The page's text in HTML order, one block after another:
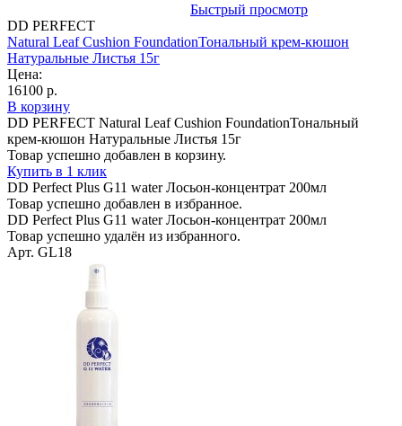
Быстрый просмотр
DD PERFECT
Natural Leaf Cushion FoundationТональный крем-кюшон
Натуральные Листья 15г
Цена:
16100 р.
В корзину
DD PERFECT Natural Leaf Cushion FoundationТональный
крем-кюшон Натуральные Листья 15г
Товар успешно добавлен в корзину.
Купить в 1 клик
DD Perfect Plus G11 water Лосьон-концентрат 200мл
Товар успешно добавлен в избранное.
DD Perfect Plus G11 water Лосьон-концентрат 200мл
Товар успешно удалён из избранного.
Арт. GL18